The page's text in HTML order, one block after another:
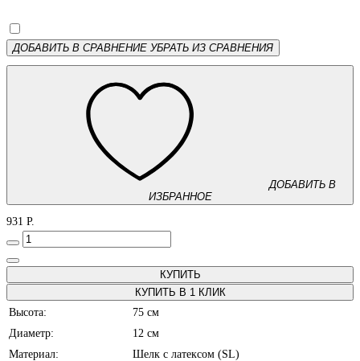
ДОБАВИТЬ В СРАВНЕНИЕ УБРАТЬ ИЗ СРАВНЕНИЯ
ДОБАВИТЬ В
ИЗБРАННОЕ
931 Р.
КУПИТЬ В 1 КЛИК
Высота:
75 см
Диаметр:
12 см
Материал:
Шелк с латексом (SL)